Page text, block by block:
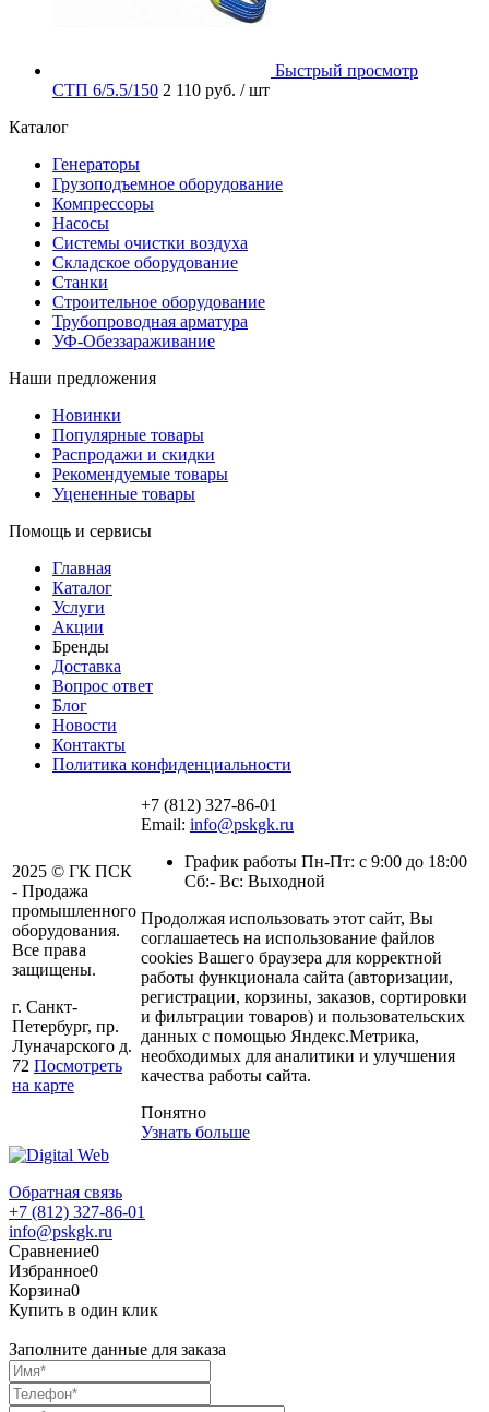
Быстрый просмотр
СТП 6/5.5/150 2 110 руб. / шт
Каталог
Генераторы
Грузоподъемное оборудование
Компрессоры
Насосы
Системы очистки воздуха
Складское оборудование
Станки
Строительное оборудование
Трубопроводная арматура
УФ-Обеззараживание
Наши предложения
Новинки
Популярные товары
Распродажи и скидки
Рекомендуемые товары
Уцененные товары
Помощь и сервисы
Главная
Каталог
Услуги
Акции
Бренды
Доставка
Вопрос ответ
Блог
Новости
Контакты
Политика конфиденциальности
2025 © ГК ПСК
- Продажа
промышленного
оборудования.
Все права
защищены.
г. Санкт-
Петербург, пр.
Луначарского д.
72 Посмотреть
на карте
+7 (812) 327-86-01
Email: info@pskgk.ru
График работы Пн-Пт: с 9:00 до 18:00
Сб:- Вс: Выходной
Продолжая использовать этот сайт, Вы
соглашаетесь на использование файлов
cookies Вашего браузера для корректной
работы функционала сайта (авторизации,
регистрации, корзины, заказов, сортировки
и фильтрации товаров) и пользовательских
данных с помощью Яндекс.Метрика,
необходимых для аналитики и улучшения
качества работы сайта.
Понятно
Узнать больше
Обратная связь
+7 (812) 327-86-01
info@pskgk.ru
Сравнение0
Избранное0
Корзина0
Купить в один клик
Заполните данные для заказа